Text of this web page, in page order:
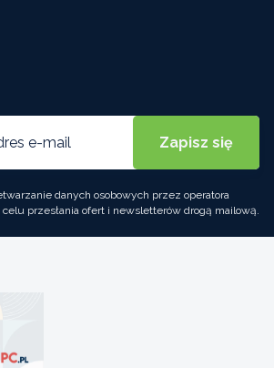
danych osobowych przez operatora
przesłania ofert i newsletterów drogą mailową.